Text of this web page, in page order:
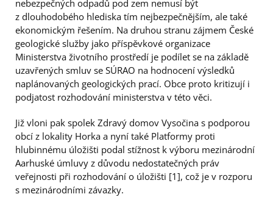
nebezpečných odpadů pod zem nemusí být
z dlouhodobého hlediska tím nejbezpečnějším, ale také
ekonomickým řešením. Na druhou stranu zájmem České
geologické služby jako příspěvkové organizace
Ministerstva životního prostředí je podílet se na základě
uzavřených smluv se SÚRAO na hodnocení výsledků
naplánovaných geologických prací. Obce proto kritizují i
podjatost rozhodování ministerstva v této věci.
Již vloni pak spolek Zdravý domov Vysočina s podporou
obcí z lokality Horka a nyní také Platformy proti
hlubinnému úložišti podal stížnost k výboru mezinárodní
Aarhuské úmluvy z důvodu nedostatečných práv
veřejnosti při rozhodování o úložišti [1], což je v rozporu
s mezinárodními závazky.